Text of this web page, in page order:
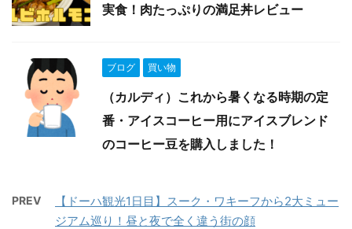
実食！肉たっぷりの満足丼レビュー
ブログ 買い物
（カルディ）これから暑くなる時期の定
番・アイスコーヒー用にアイスブレンド
のコーヒー豆を購入しました！
PREV
【ドーハ観光1日目】スーク・ワキーフから2大ミュー
ジアム巡り！昼と夜で全く違う街の顔